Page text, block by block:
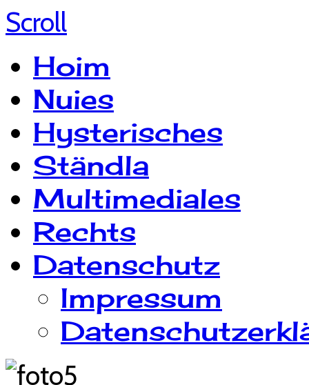
Scroll
Hoim
Nuies
Hysterisches
Ständla
Multimediales
Rechts
Datenschutz
Impressum